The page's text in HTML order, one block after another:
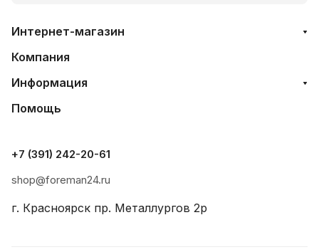
Интернет-магазин
Компания
Информация
Помощь
+7 (391) 242-20-61
shop@foreman24.ru
г. Красноярск пр. Металлургов 2р